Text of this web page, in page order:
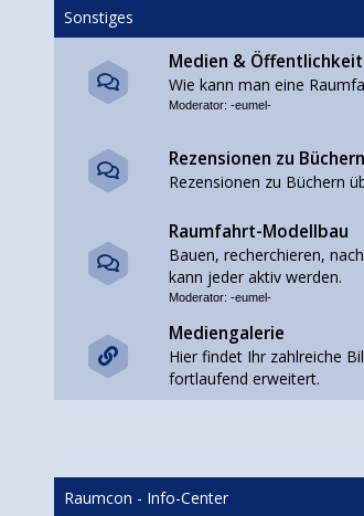
Sonstiges
Medien & Öffentlichkeit
Wie kann man eine
Moderator: -eumel-
Rezensionen zu
Rezensionen zu Büchern
Raumfahrt-Modellbau
Bauen, recherchieren,
kann jeder aktiv werden.
Moderator: -eumel-
Mediengalerie
Hier findet Ihr zahlreiche
fortlaufend erweitert.
Raumcon - Info-Center